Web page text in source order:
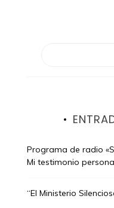
Programa de radio
Mi testimonio
“El Ministerio